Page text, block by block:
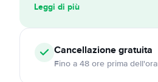
Leggi di più
Cancellazionegratuita
Fino a 48 ore prima